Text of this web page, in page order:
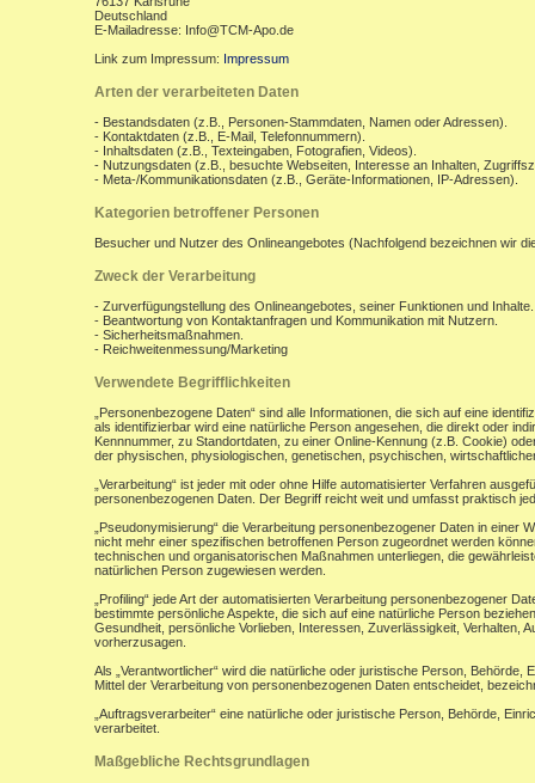
Deutschland
E-Mailadresse: Info@TCM-Apo.de
Link zum Impressum: Impressum
Arten der verarbeiteten Daten
- Bestandsdaten (z.B., Personen-Stammdaten, Namen oder Adressen).
- Kontaktdaten (z.B., E-Mail, Telefonnummern).
- Inhaltsdaten (z.B., Texteingaben, Fotografien, Videos).
- Nutzungsdaten (z.B., besuchte Webseiten, Interesse an Inhalten,
- Meta-/Kommunikationsdaten (z.B., Geräte-Informationen, IP-Adressen).
Kategorien betroffener Personen
Besucher und Nutzer des Onlineangebotes (Nachfolgend bezeichnen wir
Zweck der Verarbeitung
- Zurverfügungstellung des Onlineangebotes, seiner Funktionen und Inhalte.
- Beantwortung von Kontaktanfragen und Kommunikation mit Nutzern.
- Sicherheitsmaßnahmen.
- Reichweitenmessung/Marketing
Verwendete Begrifflichkeiten
„Personenbezogene Daten“ sind alle Informationen, die sich auf eine
als identifizierbar wird eine natürliche Person angesehen, die direkt oder
Kennnummer, zu Standortdaten, zu einer Online-Kennung (z.B. Cookie)
der physischen, physiologischen, genetischen, psychischen,
„Verarbeitung“ ist jeder mit oder ohne Hilfe automatisierter Verfahren
personenbezogenen Daten. Der Begriff reicht weit und umfasst praktisch
„Pseudonymisierung“ die Verarbeitung personenbezogener Daten in
nicht mehr einer spezifischen betroffenen Person zugeordnet werden
technischen und organisatorischen Maßnahmen unterliegen, die
natürlichen Person zugewiesen werden.
„Profiling“ jede Art der automatisierten Verarbeitung personenbezogener
bestimmte persönliche Aspekte, die sich auf eine natürliche Person
Gesundheit, persönliche Vorlieben, Interessen, Zuverlässigkeit, Verhalten,
vorherzusagen.
Als „Verantwortlicher“ wird die natürliche oder juristische Person,
Mittel der Verarbeitung von personenbezogenen Daten entscheidet,
„Auftragsverarbeiter“ eine natürliche oder juristische Person, Behörde,
verarbeitet.
Maßgebliche Rechtsgrundlagen